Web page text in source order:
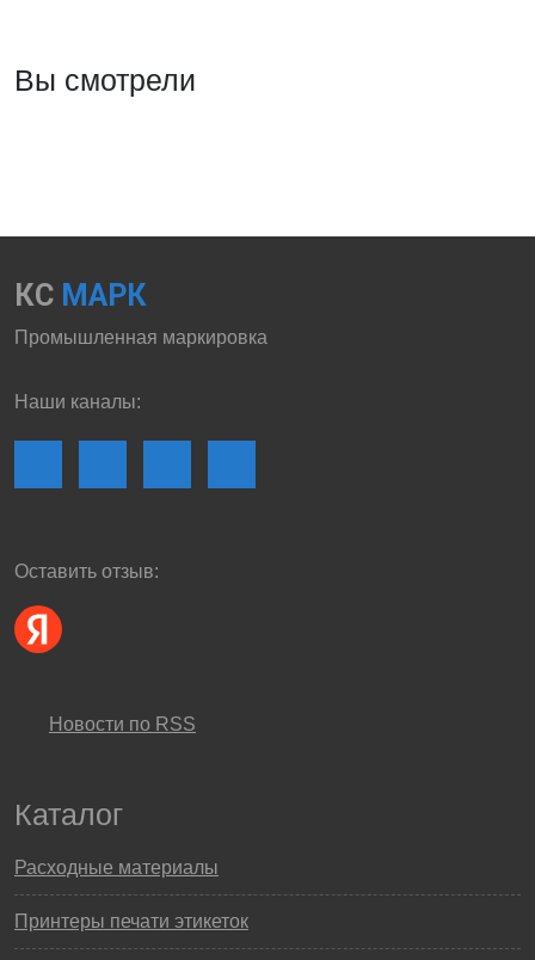
Вы смотрели
КС МАРК
Промышленная маркировка
Наши каналы:
Оставить отзыв:
Новости по RSS
Каталог
Расходные материалы
Принтеры печати этикеток